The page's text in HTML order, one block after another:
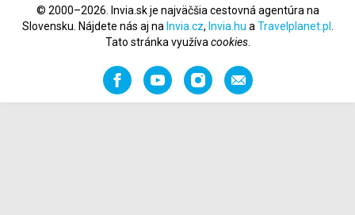
© 2000–2026. Invia.sk je najväčšia cestovná agentúra na
Slovensku. Nájdete nás aj na Invia.cz, Invia.hu a Travelplanet.pl
Tato stránka využíva cookies.
FacebookYouTubeInstagramOdporučiť